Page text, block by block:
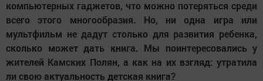
компьютерных гаджетов, что можно потеряться среди
всего этого многообразия. Но, ни одна игра или
мультфильм не дадут столько для развития ребенка,
сколько может дать книга. Мы поинтересовались у
жителей Камских Полян, а как на их взгляд: утратила
ли свою актуальность детская книга?